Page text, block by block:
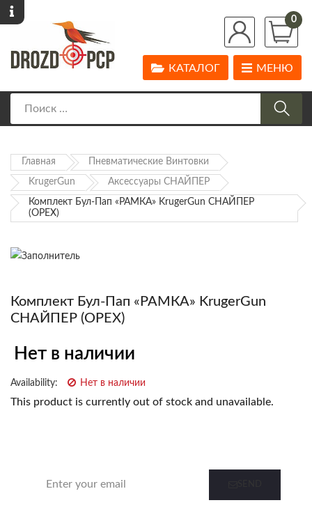
0
МЕНЮ
КАТАЛОГ
Главная Пневматические Винтовки
KrugerGun Аксессуары СНАЙПЕР
Комплект Бул-Пап «РАМКА» KrugerGun СНАЙПЕР
(ОРЕХ)
Комплект Бул-Пап «РАМКА» KrugerGun
СНАЙПЕР (ОРЕХ)
Нет в наличии
Availability: Нет в наличии
This product is currently out of stock and unavailable.